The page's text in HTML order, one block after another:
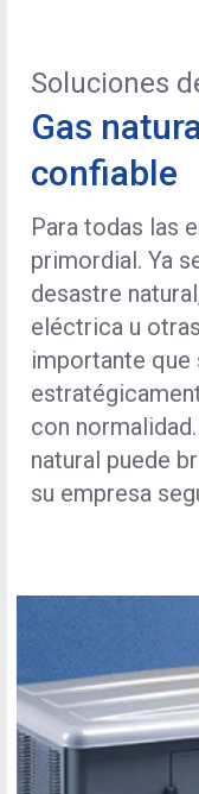
Soluciones
Gas
confiable
Para todas las
primordial. Ya
desastre
eléctrica u
importante que
con
natural puede
su empresa